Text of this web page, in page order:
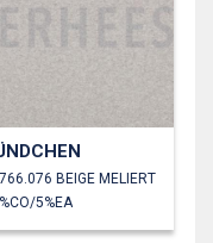
BEIGE MELIERT
5%EA